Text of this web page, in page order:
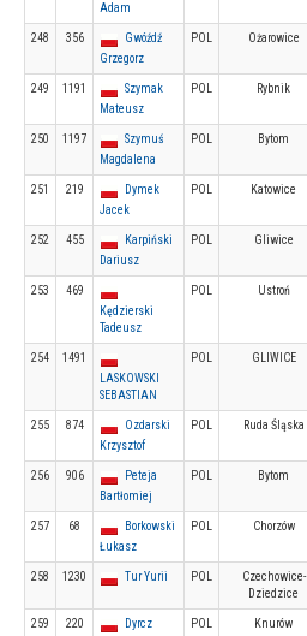
Adam
248 356
Gwóźdź
Grzegorz
POL Ożarowice
249 1191
Szymak
Mateusz
POL Rybnik
250 1197
Szymuś
Magdalena
POL Bytom
251 219
Dymek
Jacek
POL Katowice
252 455
Karpiński
Dariusz
POL Gliwice
253
469
Kędzierski
Tadeusz
POL Ustroń
254
1491
LASKOWSKI
SEBASTIAN
POL GLIWICE
255 874
Ozdarski
Krzysztof
POL Ruda Śląska
256 906
Peteja
Bartłomiej
POL Bytom
257 68
Borkowski
Łukasz
POL Chorzów
258 1230 Tur Yurii POL
Czechowice-
Dziedzice
259 220
Dyrcz
POL Knurów